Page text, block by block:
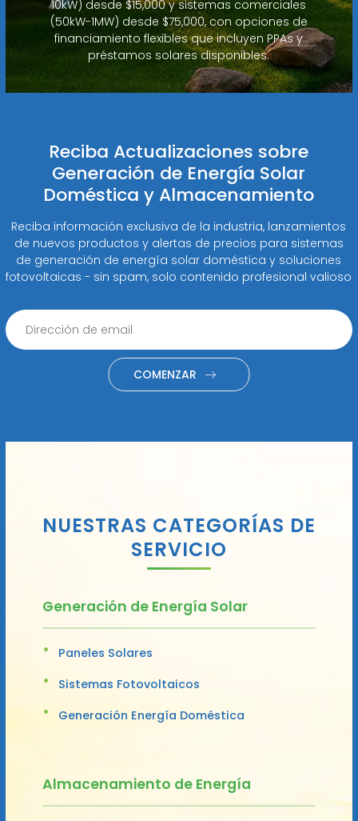
10kW) desde $15,000 y sistemas comerciales
(50kW-1MW) desde $75,000, con opciones de
financiamiento flexibles que incluyen PPAs y
préstamos solares disponibles.
Reciba Actualizaciones sobre
Generación de Energía Solar
Doméstica y Almacenamiento
Reciba información exclusiva de la industria, lanzamientos
de nuevos productos y alertas de precios para sistemas
de generación de energía solar doméstica y soluciones
fotovoltaicas - sin spam, solo contenido profesional valioso
COMENZAR
NUESTRAS CATEGORÍAS DE
SERVICIO
Generación de Energía Solar
Paneles Solares
Sistemas Fotovoltaicos
Generación Energía Doméstica
Almacenamiento de Energía